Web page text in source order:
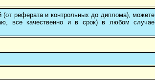
(от реферата и контрольных до диплома), можете
все качественно и в срок) в любом случае